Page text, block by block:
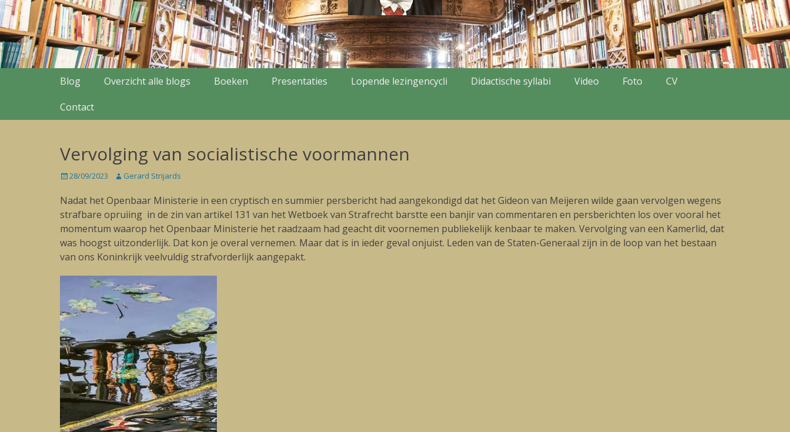
Secondary Menu
Skip
content
Blog Overzicht alle blogs Boeken Presentaties Lopende lezingencycli Didactische syllabi Video Foto
CV
Contact
Vervolging van socialistische voormannen
Posted
28/09/2023 Author
Gerard Strijards
Nadat het Openbaar Ministerie in een cryptisch en summier persbericht had aangekondigd dat het Gideon van Meijeren wilde gaan vervolgen wegens
strafbare opruiing in de zin van artikel 131 van het Wetboek van Strafrecht barstte een banjir van commentaren en persberichten los over vooral het
momentum waarop het Openbaar Ministerie het raadzaam had geacht dit voornemen publiekelijk kenbaar te maken. Vervolging van een Kamerlid, dat
was hoogst uitzonderlijk. Dat kon je overal vernemen. Maar dat is in ieder geval onjuist. Leden van de Staten-Generaal zijn in de loop van het bestaan
van ons Koninkrijk veelvuldig strafvorderlijk aangepakt.